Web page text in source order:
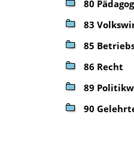
80
83
85
86 Recht
89
90